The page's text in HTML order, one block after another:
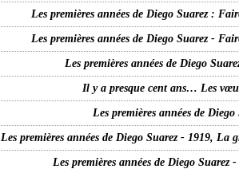
Les premières années de Diego Suarez :
Les premières années de Diego Suarez -
Les premières années de Diego
Il y a presque cent ans… Les
Les premières années de
Les premières années de Diego Suarez - 1919,
Les premières années de Diego